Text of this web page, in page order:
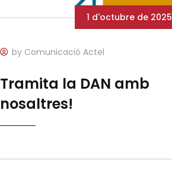
1 d'octubre de 2025
by Comunicació Actel
Tramita la DAN amb
nosaltres!